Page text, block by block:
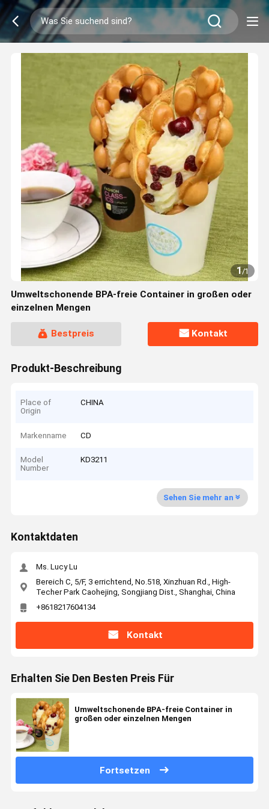
1/1
Umweltschonende BPA-freie Container in großen oder
einzelnen Mengen
Bestpreis Kontakt
Produkt-Beschreibung
Place of
Origin
CHINA
Markenname CD
Model
Number
KD3211
Sehen Sie mehr an
Kontaktdaten
Ms. Lucy Lu
Bereich C, 5/F, 3 errichtend, No.518, Xinzhuan Rd., High-
Techer Park Caohejing, Songjiang Dist., Shanghai, China
+8618217604134
Kontakt
Erhalten Sie Den Besten Preis Für
Umweltschonende BPA-freie Container in
großen oder einzelnen Mengen
Fortsetzen